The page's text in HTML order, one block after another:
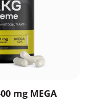
mg MEGA